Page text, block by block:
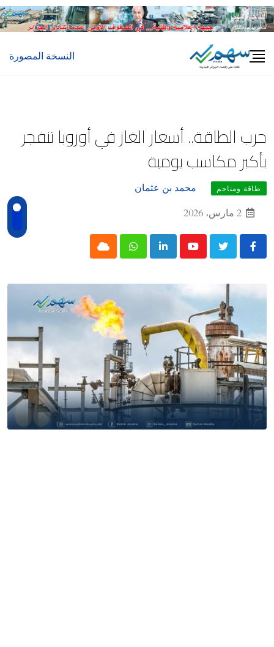
Skip
to
النسخة المصورة
حرب الطاقة.. أسعار الغاز في أوروبا تنفجر
بأكبر مكاسب يومية
طاقة ومناجم
محمد بن عثمان
2 مارس، 2026
Youtube
LinkedIn
Whatsapp
Cloud